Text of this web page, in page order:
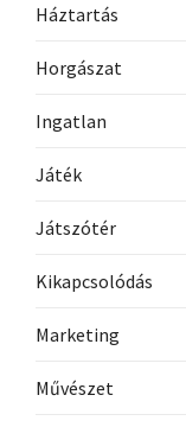
Háztartás
Horgászat
Ingatlan
Játék
Játszótér
Kikapcsolódás
Marketing
Művészet